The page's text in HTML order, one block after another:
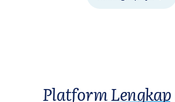
Platform Lengkap